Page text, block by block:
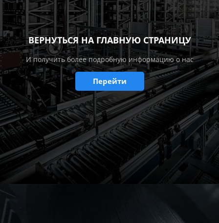
ВЕРНУТЬСЯ НА ГЛАВНУЮ СТРАНИЦУ
И получить более подробную информацию о нас
Перейти